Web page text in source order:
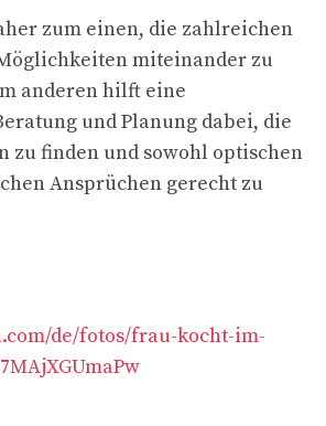
zum einen, die zahlreichen
miteinander zu
anderen hilft eine
und Planung dabei, die
zu finden und sowohl optischen
Ansprüchen gerecht zu
de/fotos/frau-kocht-im-